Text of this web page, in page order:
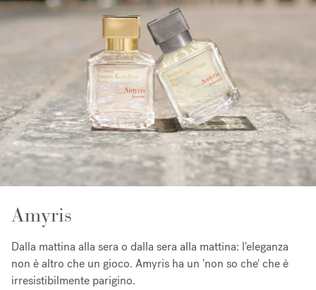
Amyris
Dalla mattina alla sera o dalla sera alla mattina: l'eleganza
non è altro che un gioco. Amyris ha un 'non so che' che è
irresistibilmente parigino.